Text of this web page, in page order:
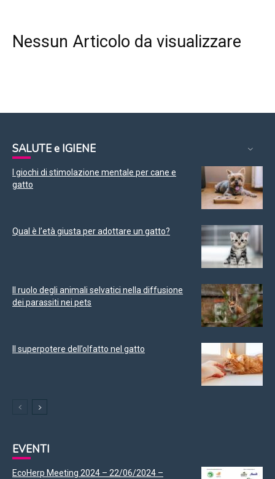
Nessun Articolo da visualizzare
SALUTE e IGIENE
I giochi di stimolazione mentale per cane e
gatto
Qual è l’età giusta per adottare un gatto?
Il ruolo degli animali selvatici nella diffusione
dei parassiti nei pets
Il superpotere dell’olfatto nel gatto
EVENTI
EcoHerp Meeting 2024 – 22/06/2024 –